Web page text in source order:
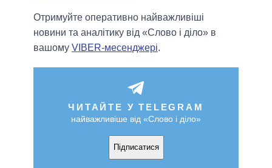
Отримуйте оперативно найважливіші
новини та аналітику від «Слово і діло» в
вашому VIBER-месенджері.
ЧИТАЙТЕ У TELEGRAM
найважливіше від «Слово і діло»
Підписатися